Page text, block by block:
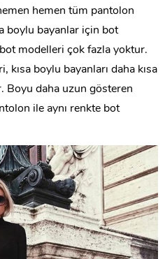
hemen tüm pantolon
boylu bayanlar için bot
modelleri çok fazla yoktur.
boylu bayanları daha kısa
Boyu daha uzun gösteren
ile aynı renkte bot